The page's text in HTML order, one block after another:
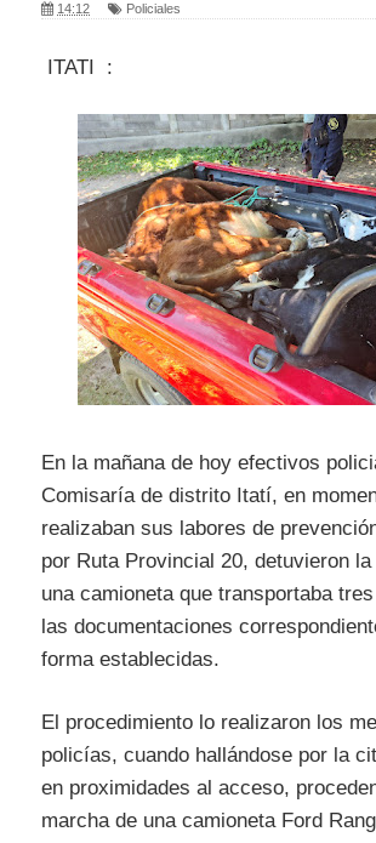
14:12 Policiales
ITATI :
En la mañana de hoy efectivos
Comisaría de distrito Itatí, en
realizaban sus labores de
por Ruta Provincial 20, detuvieron
una camioneta que transportaba
las documentaciones
forma establecidas.
El procedimiento lo realizaron los
policías, cuando hallándose por la
en proximidades al acceso,
marcha de una camioneta Ford